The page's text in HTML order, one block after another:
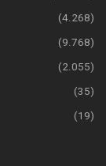
(4.268)
(9.768)
(2.055)
(35)
(19)